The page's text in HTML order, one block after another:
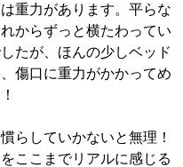
重力があります。平らな
からずっと横たわってい
たが、ほんの少しベッド
傷口に重力がかかってめ
らしていかないと無理！
ここまでリアルに感じる